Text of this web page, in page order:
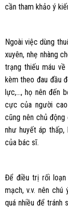
cần tham khảo ý
Ngoài việc dùng
xuyên, nhẹ nhàng
trạng thiếu máu
kèm theo đau đầu
lực,…, họ nên đến
cực của người
cũng nên chủ
như huyết áp
của bác sĩ.
Để điều trị rối loạn
mạch, v.v. nên chú
quá nhiều để tránh